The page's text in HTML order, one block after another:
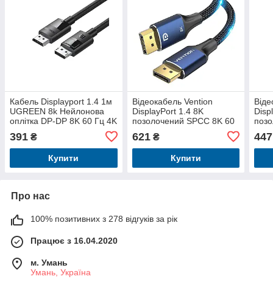
Кабель Displayport 1.4 1м
UGREEN 8k Нейлонова
оплітка DP-DP 8K 60 Гц 4K
HDR
391 ₴
Купити
Відеокабель Vention
DisplayPort 1.4 8K
позолочений SPCC 8K 60
Гц 4K 144 Гц 32,4 Гбіт/с
HDP 3 м Чорний HCELI
621₴
Купити
447
Про нас
100% позитивних з 278 відгуків за рік
Працює з 16.04.2020
м. Умань
Умань, Україна